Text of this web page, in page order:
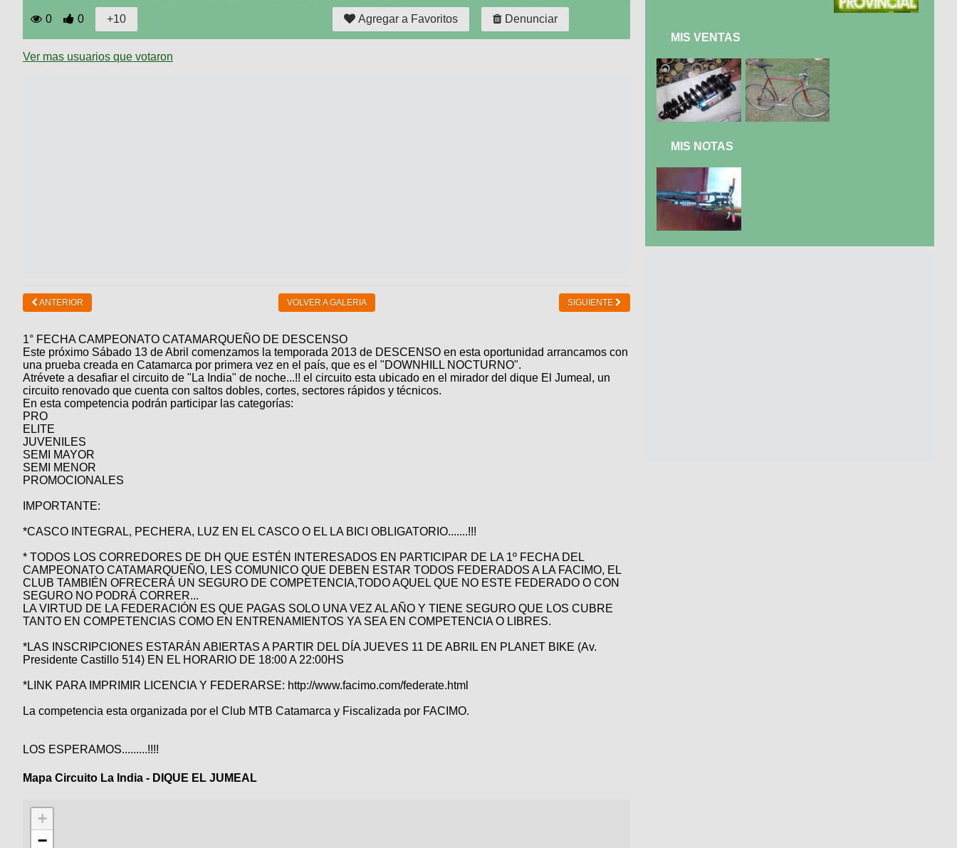
0 0 Agregar a Favoritos Denunciar
Ver mas usuarios que votaron
ANTERIOR VOLVER A GALERIA SIGUIENTE
1° FECHA CAMPEONATO CATAMARQUEÑO DE DESCENSO
Este próximo Sábado 13 de Abril comenzamos la temporada 2013 de DESCENSO en esta oportunidad arrancamos con
una prueba creada en Catamarca por primera vez en el país, que es el "DOWNHILL NOCTURNO".
Atrévete a desafiar el circuito de "La India" de noche...!! el circuito esta ubicado en el mirador del dique El Jumeal, un
circuito renovado que cuenta con saltos dobles, cortes, sectores rápidos y técnicos.
En esta competencia podrán participar las categorías:
PRO
ELITE
JUVENILES
SEMI MAYOR
SEMI MENOR
PROMOCIONALES
IMPORTANTE:
*CASCO INTEGRAL, PECHERA, LUZ EN EL CASCO O EL LA BICI OBLIGATORIO.......!!!
* TODOS LOS CORREDORES DE DH QUE ESTÉN INTERESADOS EN PARTICIPAR DE LA 1º FECHA DEL
CAMPEONATO CATAMARQUEÑO, LES COMUNICO QUE DEBEN ESTAR TODOS FEDERADOS A LA FACIMO, EL
CLUB TAMBIÉN OFRECERÁ UN SEGURO DE COMPETENCIA,TODO AQUEL QUE NO ESTE FEDERADO O CON
SEGURO NO PODRÁ CORRER...
LA VIRTUD DE LA FEDERACIÓN ES QUE PAGAS SOLO UNA VEZ AL AÑO Y TIENE SEGURO QUE LOS CUBRE
TANTO EN COMPETENCIAS COMO EN ENTRENAMIENTOS YA SEA EN COMPETENCIA O LIBRES.
*LAS INSCRIPCIONES ESTARÁN ABIERTAS A PARTIR DEL DÍA JUEVES 11 DE ABRIL EN PLANET BIKE (Av.
Presidente Castillo 514) EN EL HORARIO DE 18:00 A 22:00HS
*LINK PARA IMPRIMIR LICENCIA Y FEDERARSE: http://www.facimo.com/federate.html
La competencia esta organizada por el Club MTB Catamarca y Fiscalizada por FACIMO.
LOS ESPERAMOS.........!!!!
Mapa Circuito La India - DIQUE EL JUMEAL
+
−
MIS VENTAS
MIS NOTAS